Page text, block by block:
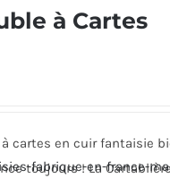
variations.
Les
sur
à Cartes
cartes en cuir fantaisie
toujours ! La